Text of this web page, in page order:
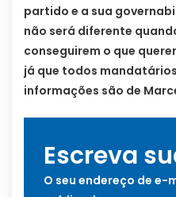
partido e a sua
não será diferente
conseguirem o que
já que todos
informações são de
Escreva
O seu endereço de e-